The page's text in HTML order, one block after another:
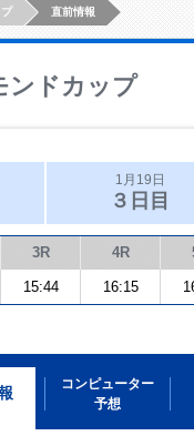
直前情報
ンドカップ
1月19日
３日目
3R 4R
15:44 16:15
コンピューター
予想